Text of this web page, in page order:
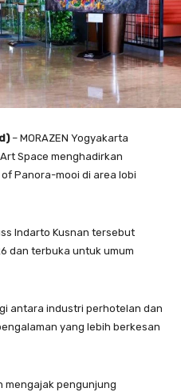
– MORAZEN Yogyakarta
Space menghadirkan
Panora-mooi di area lobi
Indarto Kusnan tersebut
dan terbuka untuk umum
antara industri perhotelan dan
yang lebih berkesan
mengajak pengunjung